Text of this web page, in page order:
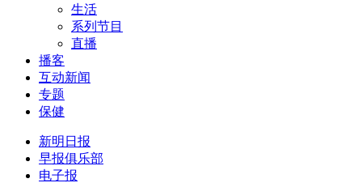
生活
系列节目
直播
播客
互动新闻
专题
保健
新明日报
早报俱乐部
电子报